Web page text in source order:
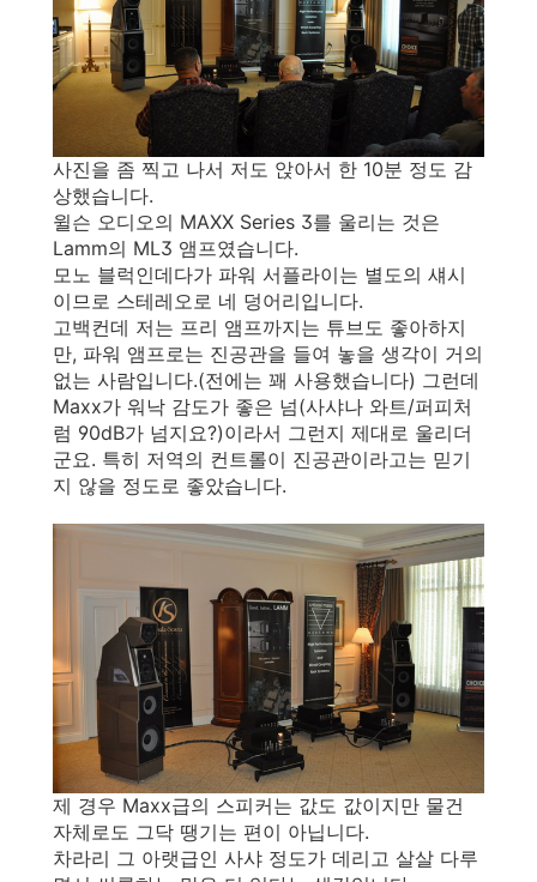
사진을 좀 찍고 나서 저도 앉아서 한 10분 정도 감
상했습니다.
윌슨 오디오의 MAXX Series 3를 울리는 것은
Lamm의 ML3 앰프였습니다.
모노 블럭인데다가 파워 서플라이는 별도의 섀시
이므로 스테레오로 네 덩어리입니다.
고백컨데 저는 프리 앰프까지는 튜브도 좋아하지
만, 파워 앰프로는 진공관을 들여 놓을 생각이 거의
없는 사람입니다.(전에는 꽤 사용했습니다) 그런데
Maxx가 워낙 감도가 좋은 넘(사샤나 와트/퍼피처
럼 90dB가 넘지요?)이라서 그런지 제대로 울리더
군요. 특히 저역의 컨트롤이 진공관이라고는 믿기
지 않을 정도로 좋았습니다.
제 경우 Maxx급의 스피커는 값도 값이지만 물건
자체로도 그닥 땡기는 편이 아닙니다.
차라리 그 아랫급인 사샤 정도가 데리고 살살 다루